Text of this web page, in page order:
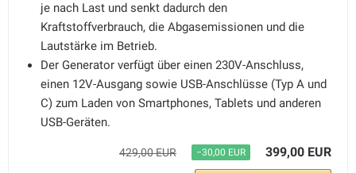
je nach Last und senkt dadurch den
Kraftstoffverbrauch, die Abgasemissionen und die
Lautstärke im Betrieb.
Der Generator verfügt über einen 230V-Anschluss,
einen 12V-Ausgang sowie USB-Anschlüsse (Typ A und
C) zum Laden von Smartphones, Tablets und anderen
USB-Geräten.
429,00 EUR −30,00 EUR 399,00 EUR